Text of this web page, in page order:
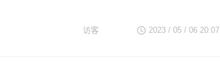
2023 / 05 / 06 20:07
访客